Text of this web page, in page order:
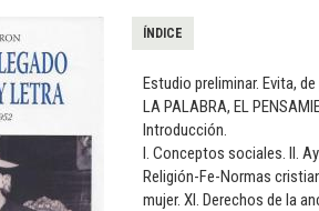
ÍNDICE
Estudio preliminar. Evita,
LA PALABRA, EL
Introducción.
I. Conceptos sociales. II.
Religión-Fe-Normas
mujer. XI. Derechos de la